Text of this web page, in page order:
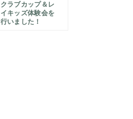
クラブカップ＆レ
イキッズ体験会を
行いました！